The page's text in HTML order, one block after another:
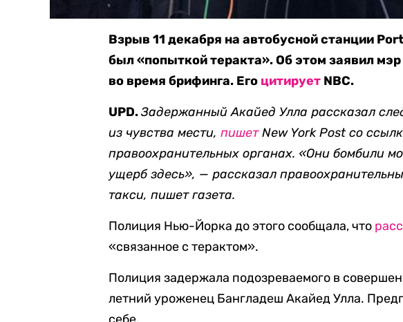
Взрыв 11 декабря на автобусной станции
был «попыткой теракта». Об этом заявил
во время брифинга. Его цитирует NBC.
UPD.Задержанный Акайед Улла рассказал
из чувства мести,пишетNew York Post со
правоохранительных органах. «Они бомбили
ущерб здесь», — рассказал
такси, пишет газета.
Полиция Нью-Йорка до этого сообщала, что
«связанное с терактом».
Полиция задержала подозреваемого в
летний уроженец Бангладеш Акайед Улла.